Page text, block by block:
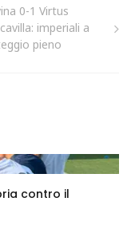
0-1 Virtus
imperiali a
pieno
contro il